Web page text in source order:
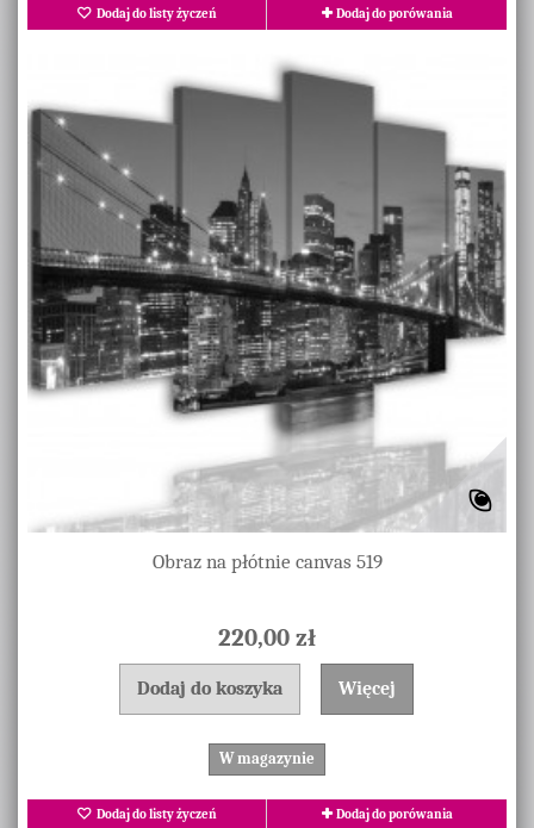
Dodaj do listy życzeń Dodaj do porówania
Obraz na płótnie canvas 519
220,00 zł
Dodaj do koszyka Więcej
W magazynie
Dodaj do listy życzeń Dodaj do porówania